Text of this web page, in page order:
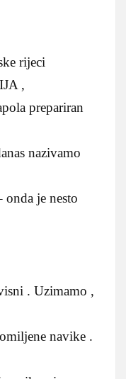
rijeci
,
prepariran
nazivamo
je nesto
. Uzimamo ,
navike .